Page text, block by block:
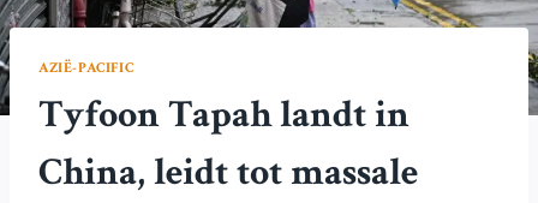
AZIË-PACIFIC
Tyfoon Tapah landt in
China, leidt tot massale